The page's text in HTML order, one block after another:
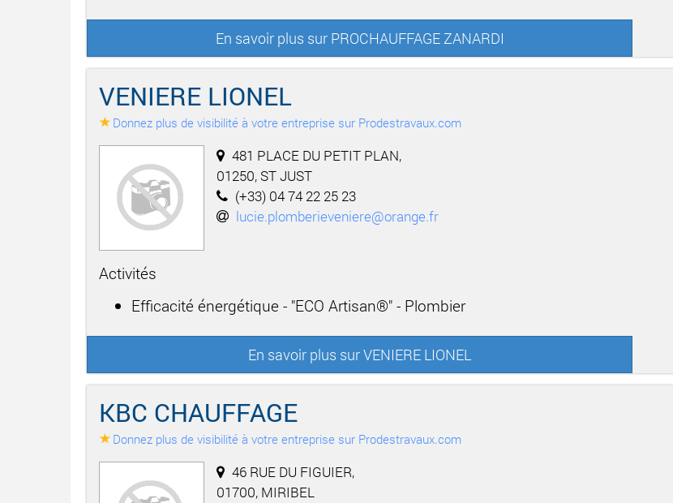
En savoir plus sur PROCHAUFFAGE ZANARDI
VENIERE LIONEL
Donnez plus de visibilité à votre entreprise sur Prodestravaux.com
481 PLACE DU PETIT PLAN,
01250, ST JUST
(+33) 04 74 22 25 23
lucie.plomberieveniere@orange.fr
Activités
Efficacité énergétique - "ECO Artisan®" - Plombier
En savoir plus sur VENIERE LIONEL
KBC CHAUFFAGE
Donnez plus de visibilité à votre entreprise sur Prodestravaux.com
46 RUE DU FIGUIER,
01700, MIRIBEL